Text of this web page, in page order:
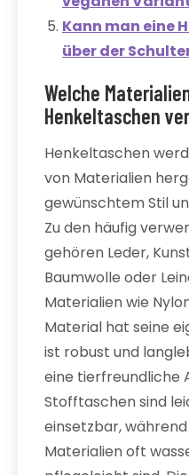
Kann man eine
über der
Welche
Henkeltaschen
Henkeltaschen
von Materialien
gewünschtem Stil
Zu den häufig
gehören Leder,
Baumwolle oder
Materialien wie
Material hat seine
ist robust und
eine tierfreundliche
Stofftaschen sind
einsetzbar,
Materialien oft